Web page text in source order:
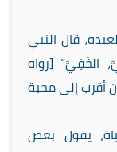
قال النبي
الخَفِيَّ” [رواه
أقرب إلى محبة
يقول بعض